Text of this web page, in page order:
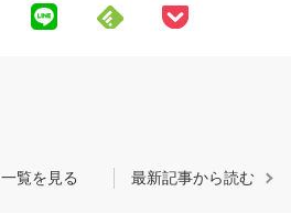
一覧を見る 最新記事から読む